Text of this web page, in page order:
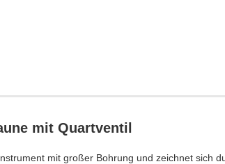
mit Quartventil
mit großer Bohrung und zeichnet sich